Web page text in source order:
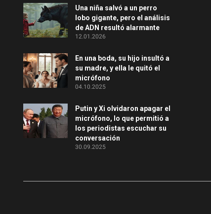
Una niña salvó a un perro
lobo gigante, pero el análisis
de ADN resultó alarmante
12.01.2026
En una boda, su hijo insultó a
su madre, y ella le quitó el
micrófono
04.10.2025
Putin y Xi olvidaron apagar el
micrófono, lo que permitió a
los periodistas escuchar su
conversación
30.09.2025